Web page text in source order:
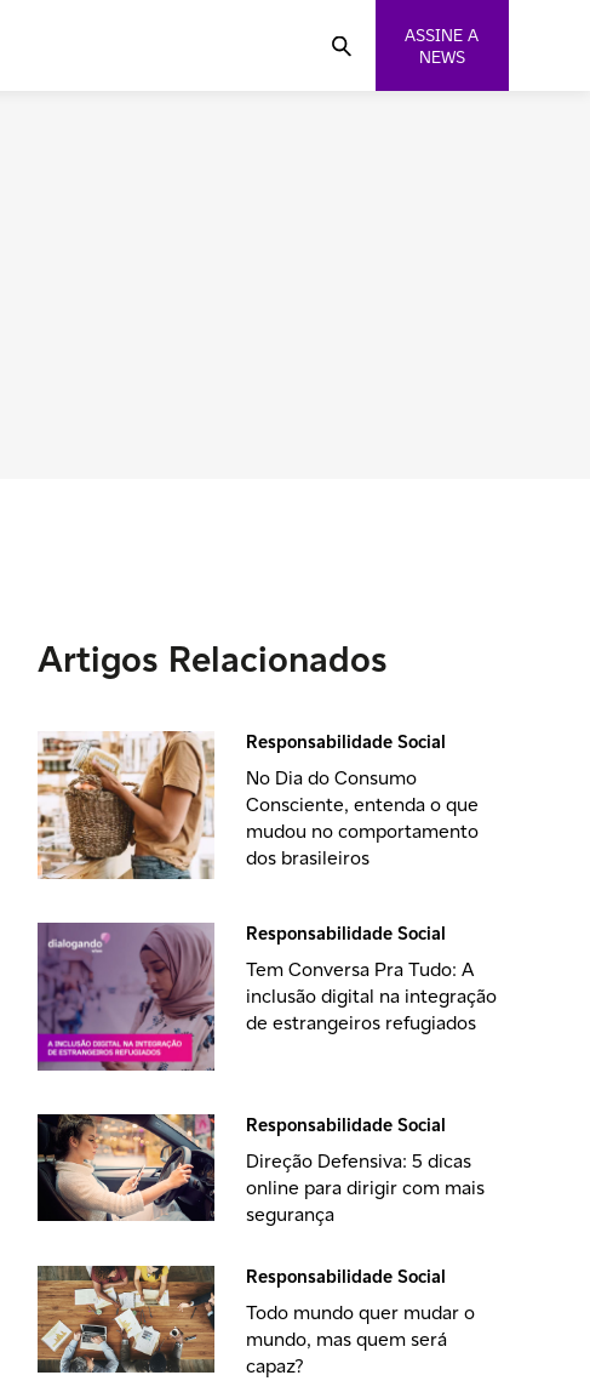
ASSINE A
NEWS
Artigos Relacionados
Responsabilidade Social
No Dia do Consumo
Consciente, entenda o que
mudou no comportamento
dos brasileiros
Responsabilidade Social
Tem Conversa Pra Tudo: A
inclusão digital na integração
de estrangeiros refugiados
Responsabilidade Social
Direção Defensiva: 5 dicas
online para dirigir com mais
segurança
Responsabilidade Social
Todo mundo quer mudar o
mundo, mas quem será
capaz?